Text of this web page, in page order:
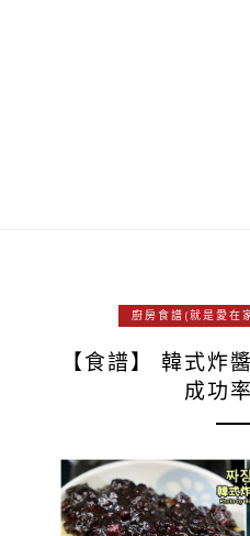
廚房食譜(就是愛在
【食譜】 韓式炸
成功